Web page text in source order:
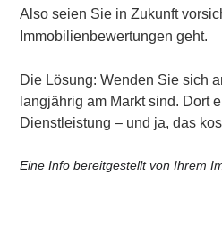
Also seien Sie in Zukunft
Immobilienbewertungen geht.
Die Lösung: Wenden Sie sich
langjährig am Markt sind. Dort
Dienstleistung – und ja, das
Eine Info bereitgestellt von Ihrem